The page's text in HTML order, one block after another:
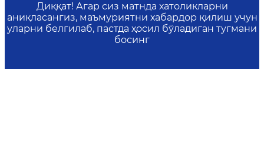
Диққат! Агар сиз матнда хатоликларни
аниқласангиз, маъмуриятни хабардор қилиш учун
уларни белгилаб, пастда ҳосил бўладиган тугмани
босинг